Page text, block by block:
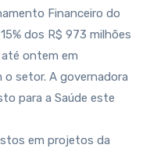
Financeiro do
dos R$ 973 milhões
ontem em
o setor. A governadora
para a Saúde este
em projetos da